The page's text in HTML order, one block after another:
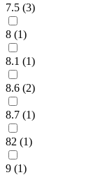
7.5 (3)
8 (1)
8.1 (1)
8.6 (2)
8.7 (1)
82 (1)
9 (1)